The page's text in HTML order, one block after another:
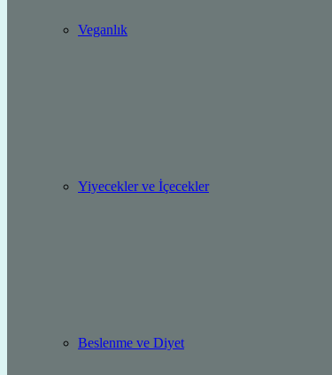
Veganlık
Yiyecekler ve İçecekler
Beslenme ve Diyet